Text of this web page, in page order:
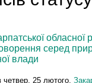
обласної
серед
влади
четвер, 25 лютого,